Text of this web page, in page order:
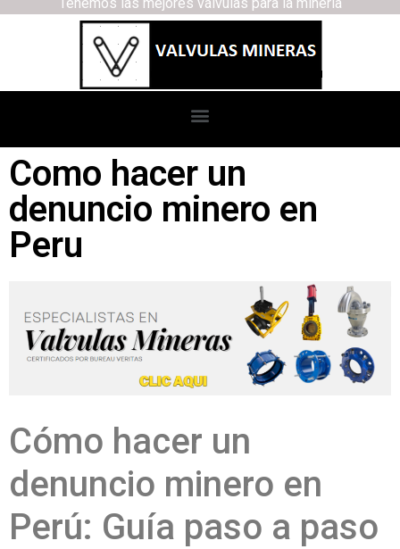
Como hacer un
denuncio minero en
Peru
Cómo hacer un
denuncio minero en
Perú: Guía paso a paso